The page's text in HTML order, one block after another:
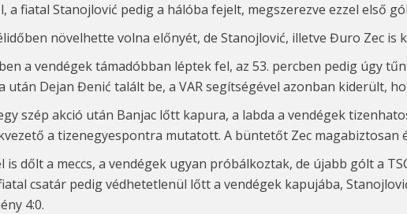
, a fiatal Stanojlović pedig a hálóba fejelt, megszerezve ezzel első
növelhette volna előnyét, de Stanojlović, illetve Đuro Zec is
a vendégek támadóbban léptek fel, az 53. percben pedig úgy
után Dejan Đenić talált be, a VAR segítségével azonban kiderült,
szép akció után Banjac lőtt kapura, a labda a vendégek
a tizenegyespontra mutatott. A büntetőt Zec magabiztosan
is dőlt a meccs, a vendégek ugyan próbálkoztak, de újabb gólt a
csatár pedigvédhetetlenül lőtt a vendégek kapujába,
4:0.